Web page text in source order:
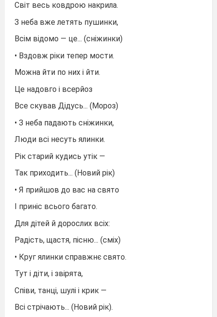
Світ весь ковдрою накрила.
З неба вже летять пушинки,
Всім відомо — це... (сніжинки)
• Вздовж ріки тепер мости.
Можна йти по них і йти.
Це надовго і всерйоз
Все скував Дідусь... (Мороз)
• З неба падають сніжинки,
Люди всі несуть ялинки.
Рік старий кудись утік —
Так приходить... (Новий рік)
• Я прийшов до вас на свято
І приніс всього багато.
Для дітей й дорослих всіх:
Радість, щастя, пісню... (сміх)
• Круг ялинки справжнє свято.
Тут і діти, і звірята,
Співи, танці, шулі і крик —
Всі стрічають... (Новий рік).